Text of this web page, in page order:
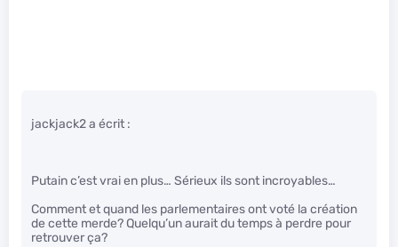
jackjack2 a écrit :
Putain c’est vrai en plus… Sérieux ils sont incroyables…
Comment et quand les parlementaires ont voté la création
de cette merde? Quelqu’un aurait du temps à perdre pour
retrouver ça?